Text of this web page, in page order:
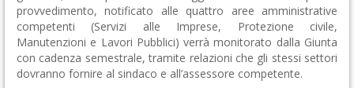
provvedimento, notificato alle quattro aree amministrative
competenti (Servizi alle Imprese, Protezione civile,
Manutenzioni e Lavori Pubblici) verrà monitorato dalla Giunta
con cadenza semestrale, tramite relazioni che gli stessi settori
dovranno fornire al sindaco e all’assessore competente.